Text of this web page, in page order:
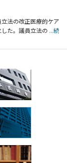
法の改正医療的ケア
た。議員立法の ...続